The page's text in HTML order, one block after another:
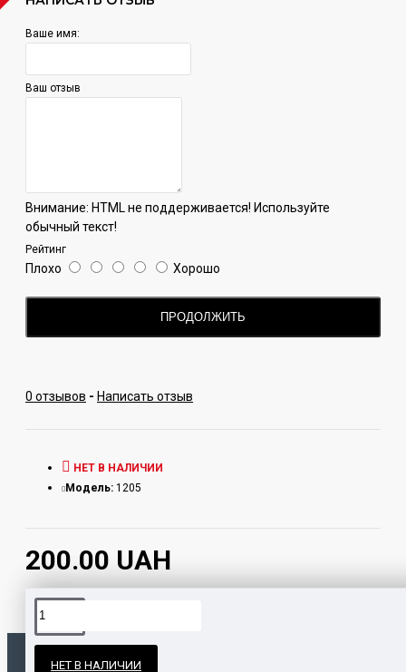
Ваше имя:
Ваш отзыв
Внимание: HTML не поддерживается! Используйте
обычный текст!
Рейтинг
Плохо Хорошо
ПРОДОЛЖИТЬ
0 отзывов - Написать отзыв
200.00 UAH
НЕТ В НАЛИЧИИ
Модель: 1205
НЕТ В НАЛИЧИИ